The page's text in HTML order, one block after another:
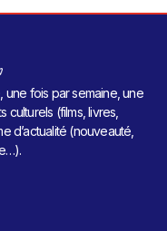
une fois par semaine, une
(films, livres,
d’actualité (nouveauté,